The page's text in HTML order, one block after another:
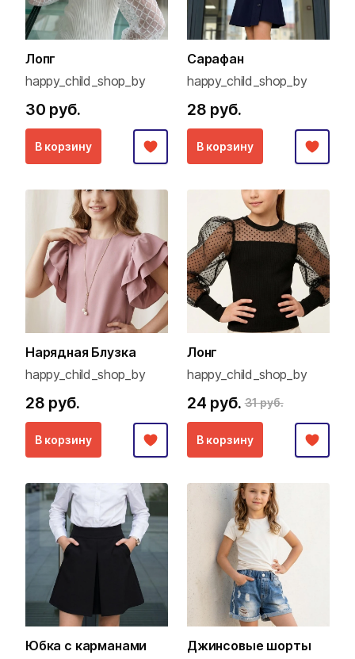
Лопг
happy_child_shop_by
30 руб.
В корзину
Сарафан
happy_child_shop_by
28 руб.
В корзину
Нарядная Блузка
happy_child_shop_by
28 руб.
В корзину
Лонг
happy_child_shop_by
24 руб. 31 руб.
В корзину
Юбка с карманами
Джинсовые шорты